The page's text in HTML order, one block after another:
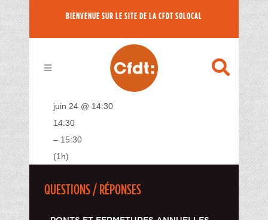
BIENVENUE SUR LE SITE DE LA CFDT SOLOCAL
juin 24 @ 14:30
14:30
– 15:30
(1h)
QUESTIONS / RÉPONSES